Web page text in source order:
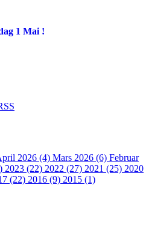
1 Mai !
2026 (4) Mars 2026 (6) Februar
2023 (22) 2022 (27) 2021 (25) 2020
(22) 2016 (9) 2015 (1)